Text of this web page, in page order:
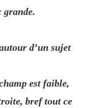
grande.
d’un sujet
est faible,
bref tout ce